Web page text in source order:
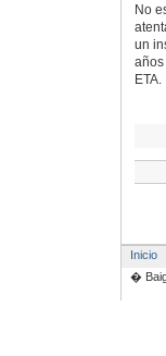
No
un
ETA.
Inicio
�